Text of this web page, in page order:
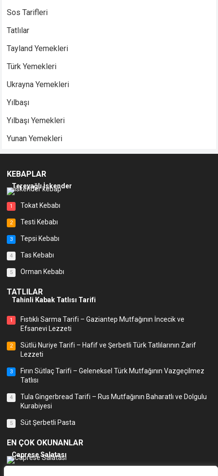
Sos Tarifleri
Tatlılar
Tayland Yemekleri
Türk Yemekleri
Ukrayna Yemekleri
Yılbaşı
Yılbaşı Yemekleri
Yunan Yemekleri
KEBAPLAR
Tereyağlı İskender
1 Tokat Kebabı
2 Testi Kebabı
3 Tepsi Kebabı
4 Tas Kebabı
5 Orman Kebabı
TATLILAR
Tahinli Kabak Tatlısı Tarifi
1
Fıstıklı Sarma Tarifi – Gaziantep Mutfağının İncecik ve
Efsanevi Lezzeti
2
Sütlü Nuriye Tarifi – Hafif ve Şerbetli Türk Tatlılarının Zarif
Lezzeti
3
Fırın Sütlaç Tarifi – Geleneksel Türk Mutfağının Vazgeçilmez
Tatlısı
4
Tula Gingerbread Tarifi – Rus Mutfağının Baharatlı ve Dolgulu
Kurabiyesi
5 Süt Şerbetli Pasta
EN ÇOK OKUNANLAR
Caprese Salatası